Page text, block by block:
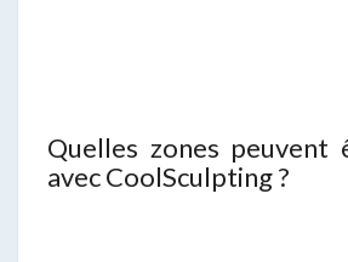
Quelles zones peuvent
avec CoolSculpting ?